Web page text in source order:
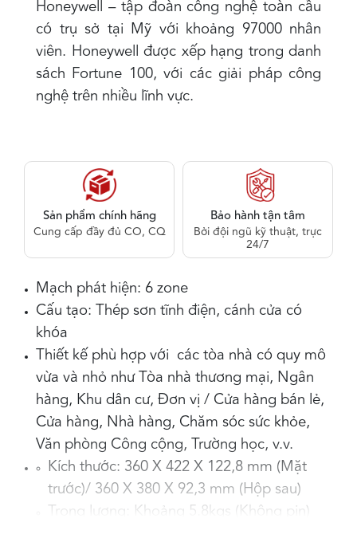
Honeywell – tập đoàn công nghệ toàn cầu
có trụ sở tại Mỹ với khoảng 97000 nhân
viên. Honeywell được xếp hạng trong danh
sách Fortune 100, với các giải pháp công
nghệ trên nhiều lĩnh vực.
Sản phẩm chính hãng
Cung cấp đầy đủ CO, CQ
Bảo hành tận tâm
Bởi đội ngũ kỹ thuật, trực
24/7
Mạch phát hiện: 6 zone
Cấu tạo: Thép sơn tĩnh điện, cánh cửa có
khóa
Thiết kế phù hợp với các tòa nhà có quy mô
vừa và nhỏ như Tòa nhà thương mại, Ngân
hàng, Khu dân cư, Đơn vị / Cửa hàng bán lẻ,
Cửa hàng, Nhà hàng, Chăm sóc sức khỏe,
Văn phòng Công cộng, Trường học, v.v.
Kích thước: 360 X 422 X 122,8 mm (Mặt
trước)/ 360 X 380 X 92,3 mm (Hộp sau)
Trọng lượng: Khoảng 5.8kgs (Không pin)